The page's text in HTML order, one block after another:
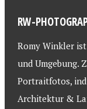
RW-
Romy Winkler
und Umgebung.
Portraitfotos,
Architektur &